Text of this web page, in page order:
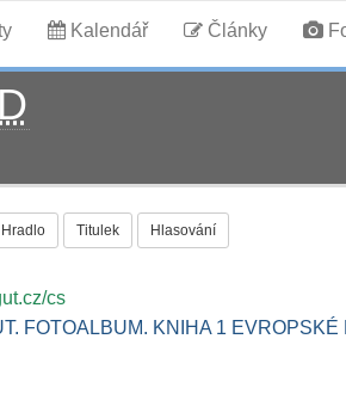
Kalendář Články
Hradlo Titulek Hlasování
cs
FOTOALBUM. KNIHA 1 EVROPSKÉ